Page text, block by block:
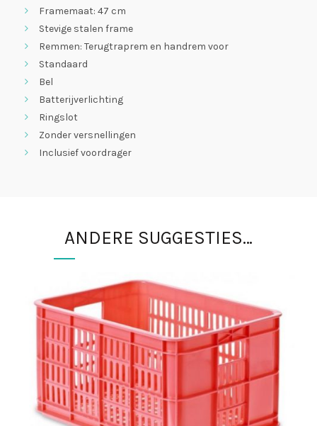
Framemaat: 47 cm
Stevige stalen frame
Remmen: Terugtraprem en handrem voor
Standaard
Bel
Batterijverlichting
Ringslot
Zonder versnellingen
Inclusief voordrager
ANDERE SUGGESTIES…